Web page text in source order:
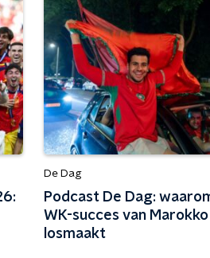
De Dag
Podcast De Dag:
WK-succes van Marokko
losmaakt